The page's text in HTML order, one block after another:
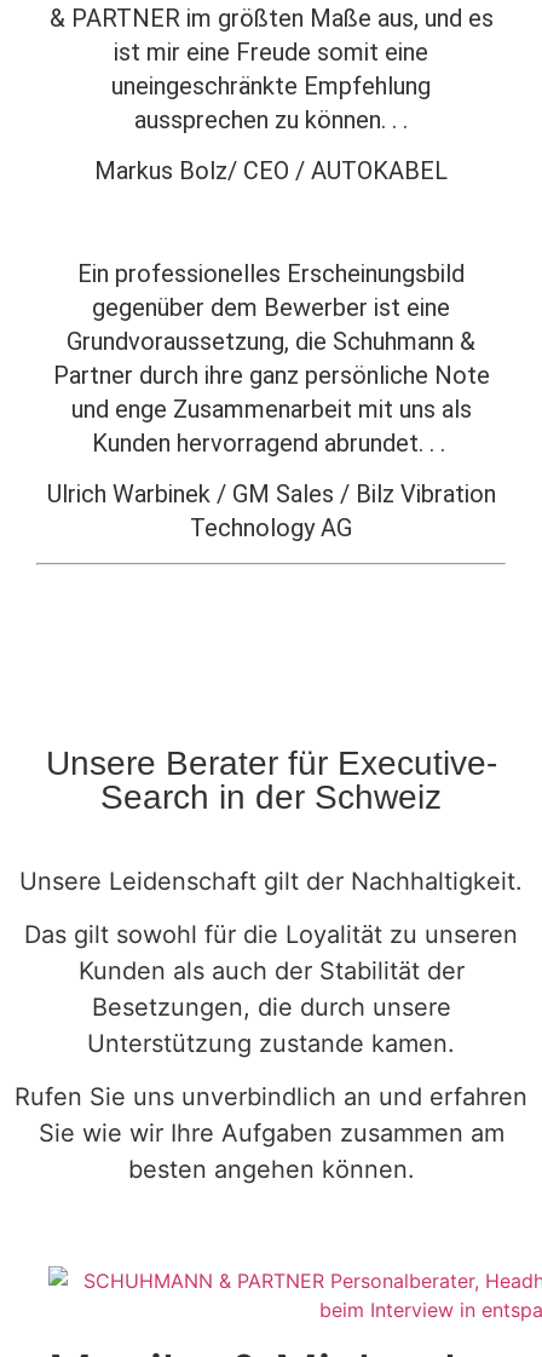
& PARTNER im größten Maße aus, und es
ist mir eine Freude somit eine
uneingeschränkte Empfehlung
aussprechen zu können. . .
Markus Bolz/ CEO / AUTOKABEL
Ein professionelles Erscheinungsbild
gegenüber dem Bewerber ist eine
Grundvoraussetzung, die Schuhmann &
Partner durch ihre ganz persönliche Note
und enge Zusammenarbeit mit uns als
Kunden hervorragend abrundet. . .
Ulrich Warbinek / GM Sales / Bilz Vibration
Technology AG
Unsere Berater für Executive-
Search in der Schweiz
Unsere Leidenschaft gilt der Nachhaltigkeit.
Das gilt sowohl für die Loyalität zu unseren
Kunden als auch der Stabilität der
Besetzungen, die durch unsere
Unterstützung zustande kamen.
Rufen Sie uns unverbindlich an und erfahren
Sie wie wir Ihre Aufgaben zusammen am
besten angehen können.